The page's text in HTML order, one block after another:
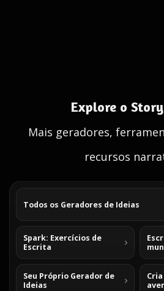
Explore o
Mais geradores,
recursos
Todos os Geradores de Ideias
Spark: Exercícios de
Escrita
Seu Próprio Gerador de
Ideias